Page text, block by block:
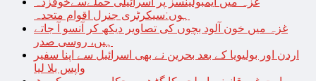
ہوں:سیکرٹری جنرل اقوام متحدہ
غزہ میں خون آلود بچوں کی تصاویر دیکھ کر آنسو آ جاتے
ہیں، روسی صدر
اردن اور بولیویا کے بعد بحرین نے بھی اسرائیل سے اپنا سفیر
واپس بلا لیا